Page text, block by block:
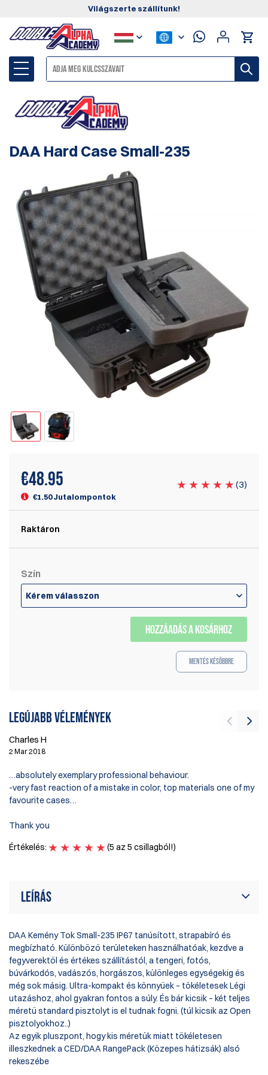
Világszerte szállítunk!
DAA Hard Case Small-235
€48.95
€1.50 Jutalompontok
(3)
Raktáron
Szín
Kérem válasszon
HOZZÁADÁS A KOSÁRHOZ
Mentés későbbre
Legújabb vélemények
Charles H
2 Mar 2018
…absolutely exemplary professional behaviour.
-very fast reaction of a mistake in color, top materials one of my
favourite cases…
Thank you
Értékelés:
(5 az 5 csillagból!)
Leírás
DAA Kemény Tok Small-235 IP67 tanúsított, strapabíró és
megbízható. Különböző területeken használhatóak, kezdve a
fegyverektől és értékes szállítástól, a tengeri, fotós,
búvárkodós, vadászós, horgászos, különleges egységekig és
még sok másig. Ultra-kompakt és könnyűek – tökéletesek Légi
utazáshoz, ahol gyakran fontos a súly. És bár kicsik – két teljes
méretű standard pisztolyt is el tudnak fogni. (túl kicsik az Open
pisztolyokhoz..)
Az egyik pluszpont, hogy kis méretük miatt tökéletesen
illeszkednek a CED/DAA RangePack (Közepes hátizsák) alsó
rekeszébe